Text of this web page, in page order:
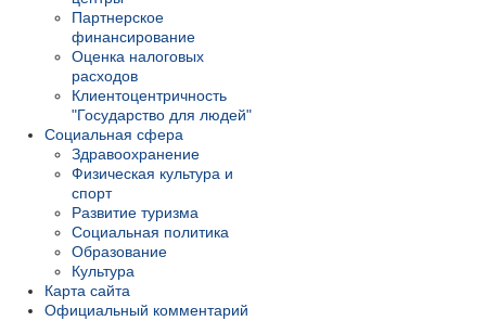
Партнерское
финансирование
Оценка налоговых
расходов
Клиентоцентричность
"Государство для людей"
Социальная сфера
Здравоохранение
Физическая культура и
спорт
Развитие туризма
Социальная политика
Образование
Культура
Карта сайта
Официальный комментарий